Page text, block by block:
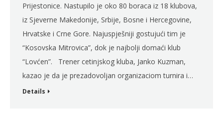
Prijestonice. Nastupilo je oko 80 boraca iz 18 klubova,
iz Sjeverne Makedonije, Srbije, Bosne i Hercegovine,
Hrvatske i Crne Gore. Najuspješniji gostujući tim je
“Kosovska Mitrovica”, dok je najbolji domaći klub
“Lovćen”. Trener cetinjskog kluba, Janko Kuzman,
kazao je da je prezadovoljan organizaciom turnira i…
Details